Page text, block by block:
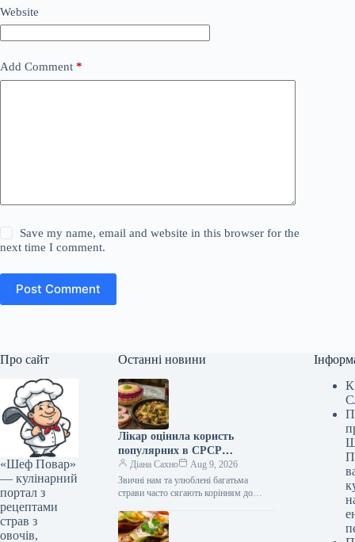
Website
Add Comment *
Save my name, email and website in this browser for the
next time I comment.
Post Comment
Про сайт
«Шеф Повар»
— кулінарний
портал з
рецептами
страв з
овочів,
Останні новини
Лікар оцінила користь
популярних в СРСР
гастрономічних поєднань
Діана Сахно
Aug 9, 2026
Звичні нам та улюблені багатьма
страви часто сягають корінням до
навіюють приємну ностальгію. Але…